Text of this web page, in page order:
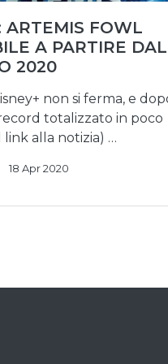
ARTEMIS FOWL
A PARTIRE DAL
2020
non si ferma, e
totalizzato in poco
alla notizia) …
18 Apr 2020